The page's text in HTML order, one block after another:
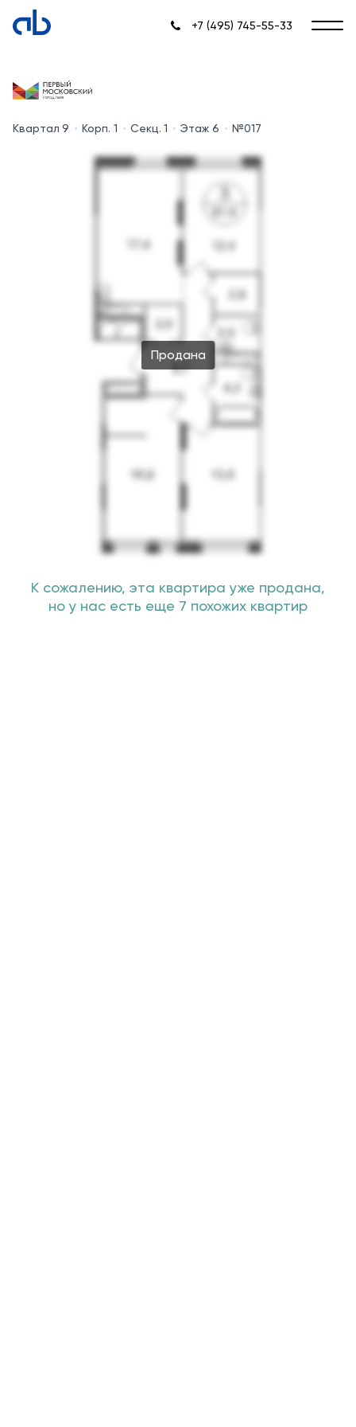
+7 (495) 745-55-33
Квартал 9 Корп. 1 Секц. 1 Этаж 6 №017
Продана
К сожалению, эта квартира уже продана,
но у нас есть еще 7 похожих квартир